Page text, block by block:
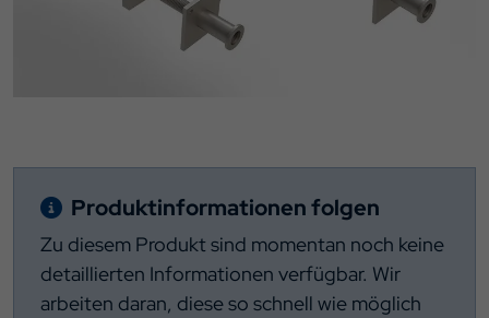
Produktinformationen folgen
Zu diesem Produkt sind momentan noch keine
detaillierten Informationen verfügbar. Wir
arbeiten daran, diese so schnell wie möglich